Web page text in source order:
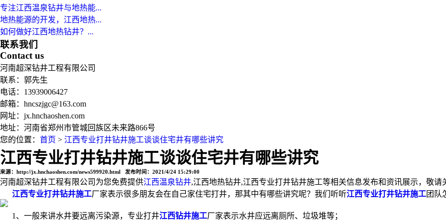
专注江西温泉钻井与地热能...
地热能源的开发，江西地热...
如何做好江西地热钻井？...
联系我们
Contact us
河南超深钻井工程有限公司
联系：郭先生
电话：13939006427
邮箱：hncszjgc@163.com
网址：jx.hnchaoshen.com
地址：河南省郑州市管城回族区未来路866号
您的位置： 首页 > 江西专业打井钻井施工谈谈住宅井有哪些讲究
江西专业打井钻井施工谈谈住宅井有哪些讲究
来源：http://jx.hnchaoshen.com/news599920.html 发布时间：2021/4/24 15:29:00
河南超深钻井工程有限公司为您免费提供江西温泉钻井,江西地热钻井,江西专业打井钻井施工等相关信息发布和资讯展示，敬请
江西专业打井钻井施工厂家表示很多朋友会在自己家住宅打井，那其中有哪些讲究呢？我们听听江西专业打井钻井施工团队
1、一般来讲水井要远离污染源，专业打井江西钻井施工厂家表示水井应远离厕所、垃圾堆等；